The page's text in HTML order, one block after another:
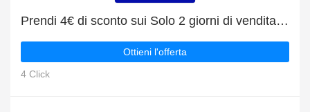
Prendi 4€ di sconto sui Solo 2 giorni di vendita. e molto altro
Ottieni l'offerta
4 Click